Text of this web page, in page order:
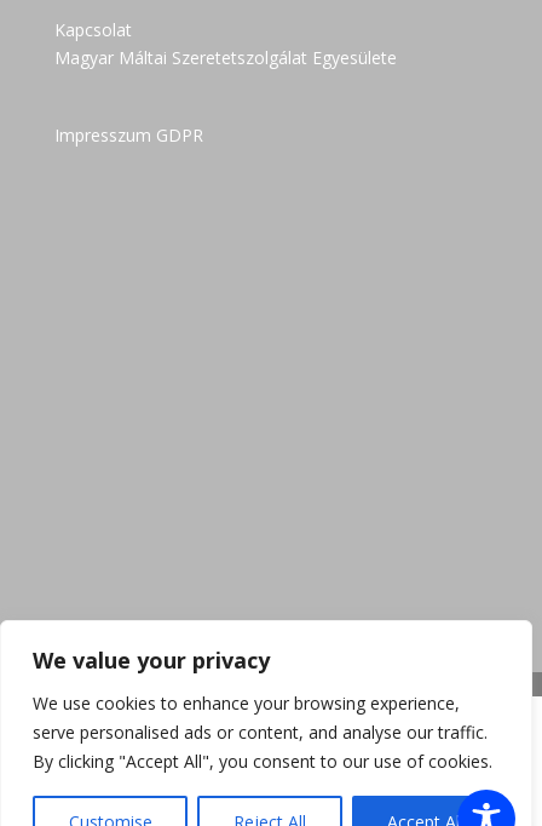
We value your privacy
We use cookies to enhance your browsing experience,
serve personalised ads or content, and analyse our traffic.
By clicking "Accept All", you consent to our use of cookies.
Kapcsolat
Magyar Máltai Szeretetszolgálat Egyesülete
Impresszum GDPR